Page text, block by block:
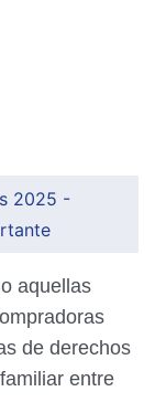
2025 -
aquellas
de derechos
entre